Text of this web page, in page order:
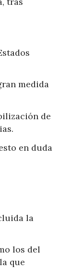
medida
de
en duda
la
los del
que